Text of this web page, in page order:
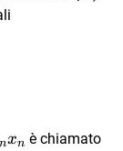
xn è chiamato